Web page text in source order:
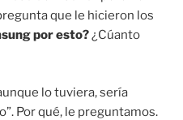
que le hicieron los
por esto?¿Cúanto
lo tuviera, sería
Por qué, le preguntamos.